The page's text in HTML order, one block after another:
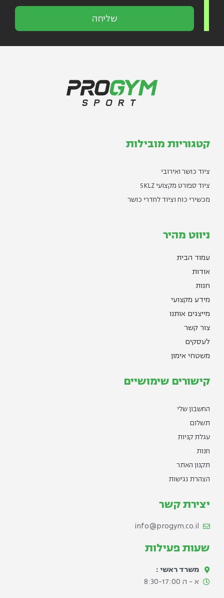
שליחה
קטגוריות מובילות
ציוד כושר ואירובי
ציוד ספורט מקצועי SKLZ
מכשירי כוח וציוד לחדרי כושר
ניווט מהיר
עמוד הבית
אודות
חנות
מידע מקצועי
מייצגים אותנו
צור קשר
לעסקים
משטחי אימון
קישורים שימושיים
החשבון שלי
תשלום
עגלת קניות
חנות
תקנון האתר
הצהרת נגישות
יצירת קשר
info@progym.co.il
שעות פעילות
משרד ראשי :
א - ה 8:30-17:00​